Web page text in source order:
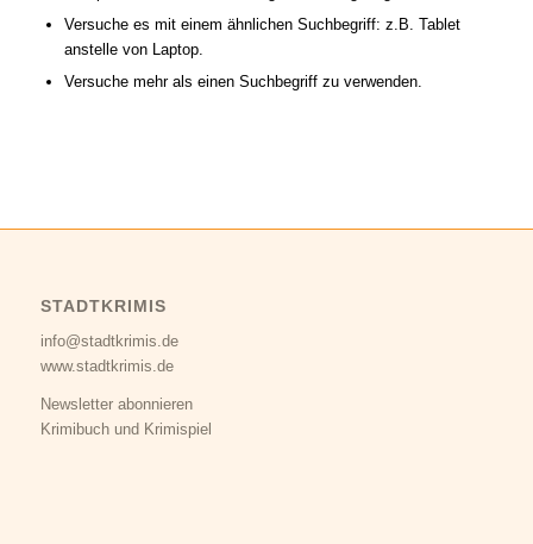
Versuche es mit einem ähnlichen Suchbegriff: z.B. Tablet
anstelle von Laptop.
Versuche mehr als einen Suchbegriff zu verwenden.
STADTKRIMIS
info@stadtkrimis.de
www.stadtkrimis.de
Newsletter abonnieren
Krimibuch und Krimispiel